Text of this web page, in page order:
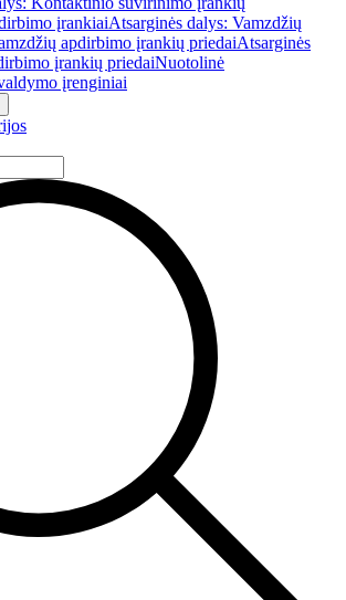
įrankiaiAtsarginės dalys: Vamzdžių
apdirbimo įrankių priedaiAtsarginės
įrankių priedaiNuotolinė
įrenginiai